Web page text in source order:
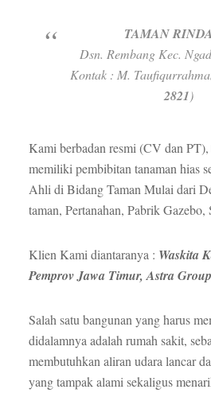
TAMAN
Dsn. Rembang Kec.
Kontak : M.
2821)
Kami berbadan resmi (CV dan PT),
memiliki pembibitan tanaman hias
Ahli di Bidang Taman Mulai dari
taman, Pertanahan, Pabrik
Klien Kami diantaranya : Waskita
Pemprov Jawa Timur, Astra Group
Salah satu bangunan yang harus
didalamnya adalah rumah sakit,
membutuhkan aliran udara lancar
yang tampak alami sekaligus